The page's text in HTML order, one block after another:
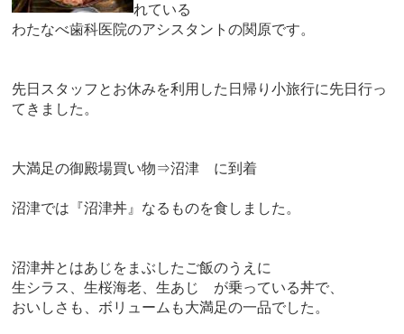
れている
わたなべ歯科医院のアシスタントの関原です。
先日スタッフとお休みを利用した日帰り小旅行に先日行っ
てきました。
大満足の御殿場買い物⇒沼津 に到着
沼津では『沼津丼』なるものを食しました。
沼津丼とはあじをまぶしたご飯のうえに
生シラス、生桜海老、生あじ が乗っている丼で、
おいしさも、ボリュームも大満足の一品でした。